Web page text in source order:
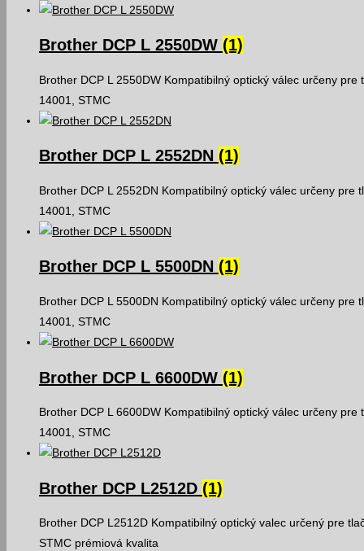
Brother DCP L 2550DW (1)
Brother DCP L 2550DW Kompatibilný optický válec určeny
14001, STMC
Brother DCP L 2552DN (1)
Brother DCP L 2552DN Kompatibilný optický válec určeny
14001, STMC
Brother DCP L 5500DN (1)
Brother DCP L 5500DN Kompatibilný optický válec určeny
14001, STMC
Brother DCP L 6600DW (1)
Brother DCP L 6600DW Kompatibilný optický válec určeny
14001, STMC
Brother DCP L2512D (1)
Brother DCP L2512D Kompatibilný optický valec určený pre
STMC prémiová kvalita